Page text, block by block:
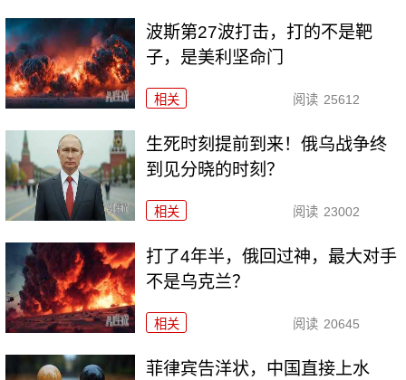
波斯第27波打击，打的不是靶
子，是美利坚命门
相关 阅读 25612
生死时刻提前到来！俄乌战争终
到见分晓的时刻？
相关 阅读 23002
打了4年半，俄回过神，最大对手
不是乌克兰？
相关 阅读 20645
菲律宾告洋状，中国直接上水